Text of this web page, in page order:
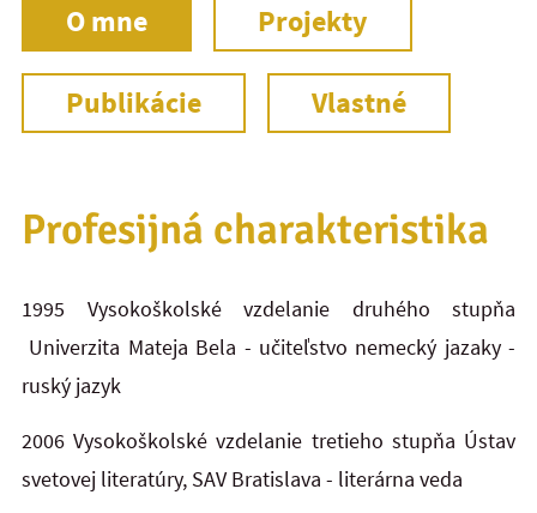
O mne Projekty
Publikácie Vlastné
Profesijná charakteristika
1995 Vysokoškolské vzdelanie druhého stupňa
Univerzita Mateja Bela - učiteľstvo nemecký jazaky -
ruský jazyk
2006 Vysokoškolské vzdelanie tretieho stupňa Ústav
svetovej literatúry, SAV Bratislava - literárna veda